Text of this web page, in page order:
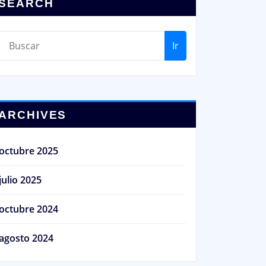
Ir
2025
2025
2024
2024